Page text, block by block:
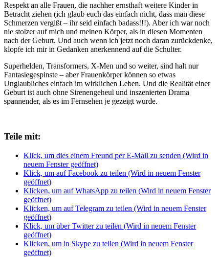
Respekt an alle Frauen, die nachher ernsthaft weitere Kinder in
Betracht ziehen (ich glaub euch das einfach nicht, dass man diese
Schmerzen vergißt – ihr seid einfach badass!!!). Aber ich war noch
nie stolzer auf mich und meinen Körper, als in diesen Momenten
nach der Geburt. Und auch wenn ich jetzt noch daran zurückdenke,
klopfe ich mir in Gedanken anerkennend auf die Schulter.
Superhelden, Transformers, X-Men und so weiter, sind halt nur
Fantasiegespinste – aber Frauenkörper können so etwas
Unglaubliches einfach im wirklichen Leben. Und die Realität einer
Geburt ist auch ohne Sirenengeheul und inszenierten Drama
spannender, als es im Fernsehen je gezeigt wurde.
Teile mit:
Klick, um dies einem Freund per E-Mail zu senden (Wird in
neuem Fenster geöffnet)
Klick, um auf Facebook zu teilen (Wird in neuem Fenster
geöffnet)
Klicken, um auf WhatsApp zu teilen (Wird in neuem Fenster
geöffnet)
Klicken, um auf Telegram zu teilen (Wird in neuem Fenster
geöffnet)
Klick, um über Twitter zu teilen (Wird in neuem Fenster
geöffnet)
Klicken, um in Skype zu teilen (Wird in neuem Fenster
geöffnet)